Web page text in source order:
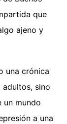
que
ajeno y
una crónica
sino
un mundo
a una